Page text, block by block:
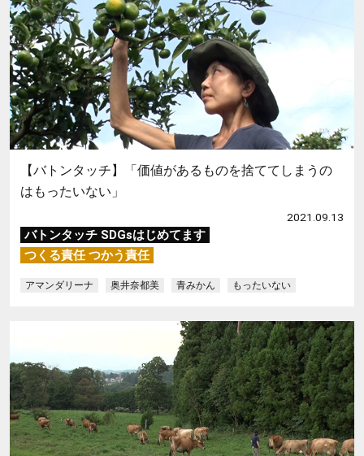
【バトンタッチ】「価値があるものを捨ててしまうの
はもったいない」
2021.09.13
バトンタッチ SDGsはじめてます
つくる責任 つかう責任
アマンダリーナ 奥井奈都美 青みかん もったいない